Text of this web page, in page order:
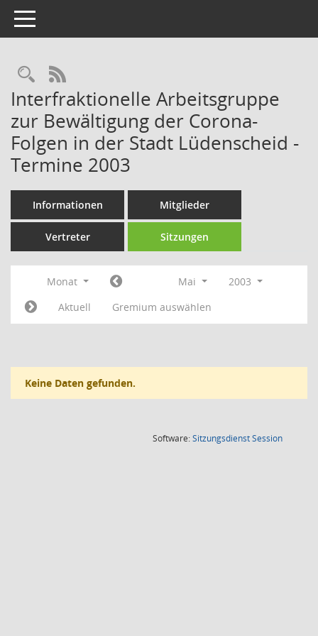
Toggle navigation
Rechercheauswahl
RSS-Feed
Interfraktionelle Arbeitsgruppe
zur Bewältigung der Corona-
Folgen in der Stadt Lüdenscheid -
Termine 2003
Informationen Mitglieder
Vertreter Sitzungen
Monat Mai
2003
Aktuell
Gremium auswählen
Keine Daten gefunden.
Software:SitzungsdienstSession(Wird in